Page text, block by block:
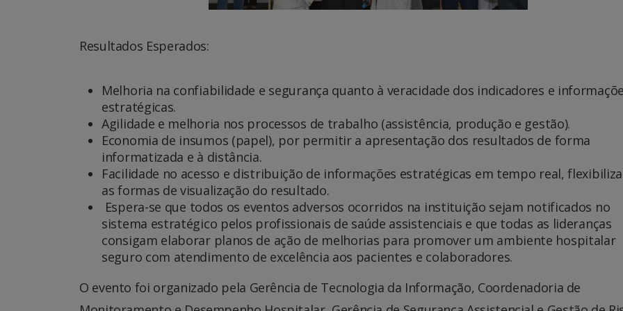
Resultados Esperados:
Melhoria na confiabilidade e segurança quanto à veracidade dos indicadores e
estratégicas.
Agilidade e melhoria nos processos de trabalho (assistência, produção e gestão).
Economia de insumos (papel), por permitir a apresentação dos resultados de forma
informatizada e à distância.
Facilidade no acesso e distribuição de informações estratégicas em tempo real,
as formas de visualização do resultado.
Espera-se que todos os eventos adversos ocorridos na instituição sejam notificados no
sistema estratégico pelos profissionais de saúde assistenciais e que todas as lideranças
consigam elaborar planos de ação de melhorias para promover um ambiente hospitalar
seguro com atendimento de excelência aos pacientes e colaboradores.
O evento foi organizado pela Gerência de Tecnologia da Informação, Coordenadoria de